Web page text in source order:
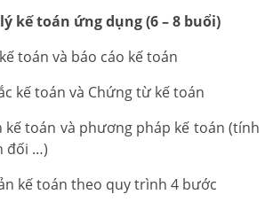
kế toán ứng dụng (6 – 8 buổi)
toán và báo cáo kế toán
kế toán và Chứng từ kế toán
kế toán và phương pháp kế toán (tính
đối …)
kế toán theo quy trình 4 bước